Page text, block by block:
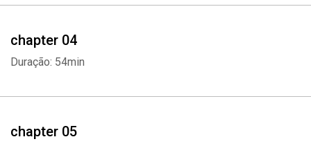
chapter 04
Duração: 54min
chapter 05